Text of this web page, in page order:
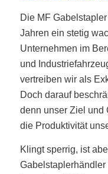
Die MF
Jahren ein stetig
Unternehmen im
und
vertreiben wir als
Doch darauf
denn unser Ziel und
die Produktivität
Klingt sperrig, ist